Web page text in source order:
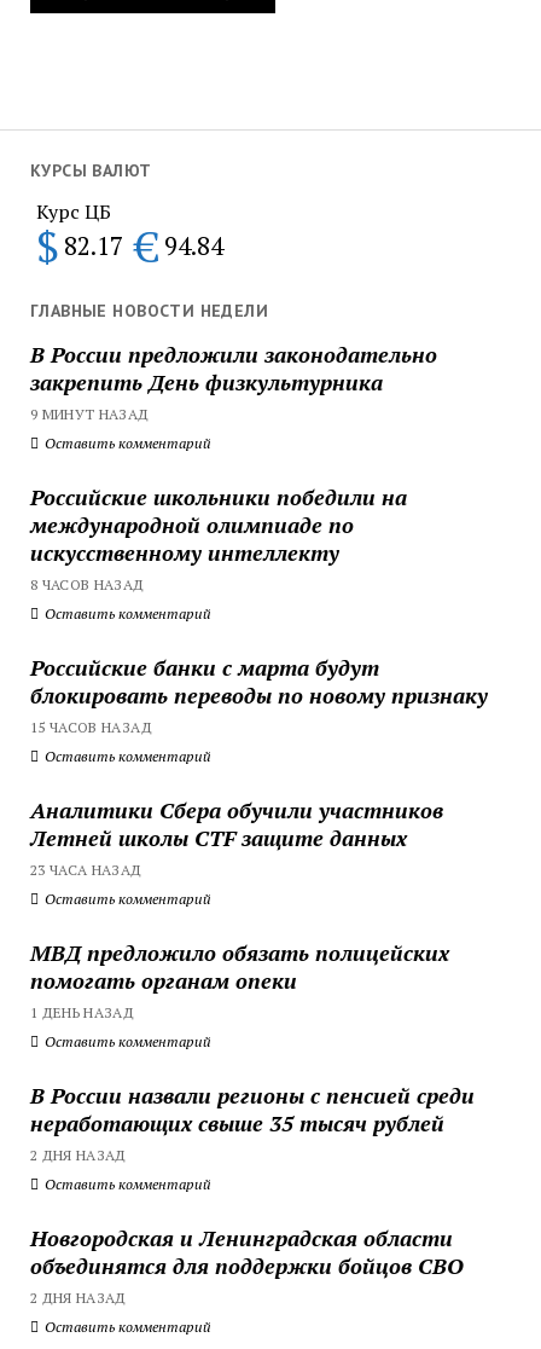
КУРСЫ ВАЛЮТ
Курс ЦБ
$ 82.17 € 94.84
ГЛАВНЫЕ НОВОСТИ НЕДЕЛИ
В России предложили законодательно
закрепить День физкультурника
9 МИНУТ НАЗАД
Оставить комментарий
Российские школьники победили на
международной олимпиаде по
искусственному интеллекту
8 ЧАСОВ НАЗАД
Оставить комментарий
Российские банки с марта будут
блокировать переводы по новому признаку
15 ЧАСОВ НАЗАД
Оставить комментарий
Аналитики Сбера обучили участников
Летней школы CTF защите данных
23 ЧАСА НАЗАД
Оставить комментарий
МВД предложило обязать полицейских
помогать органам опеки
1 ДЕНЬ НАЗАД
Оставить комментарий
В России назвали регионы с пенсией среди
неработающих свыше 35 тысяч рублей
2 ДНЯ НАЗАД
Оставить комментарий
Новгородская и Ленинградская области
объединятся для поддержки бойцов СВО
2 ДНЯ НАЗАД
Оставить комментарий